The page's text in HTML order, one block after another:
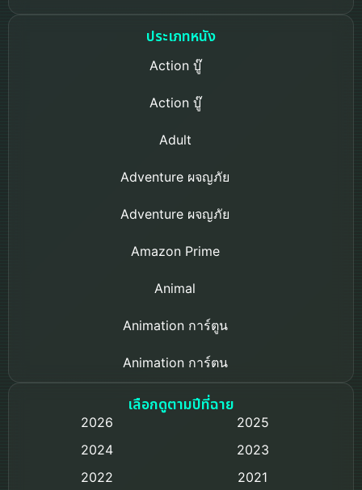
ประเภทหนัง
Action บู๊
Action บู๊
Adult
Adventure ผจญภัย
Adventure ผจญภัย
Amazon Prime
Animal
Animation การ์ตูน
Animation การ์ตูน
Based on a True Story เรื่องจริง
เลือกดูตามปีที่ฉาย
2026
2025
2024
2023
2022
2021